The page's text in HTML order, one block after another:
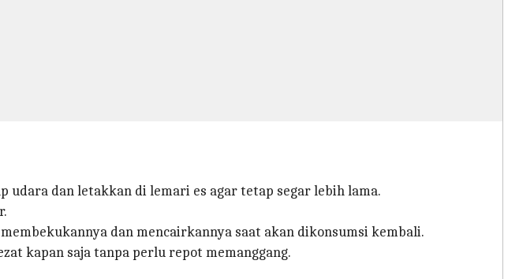
udara dan letakkan di lemari es agar tetap segar lebih lama.
dan mencairkannya saat akan dikonsumsi kembali.
kapan saja tanpa perlu repot memanggang.